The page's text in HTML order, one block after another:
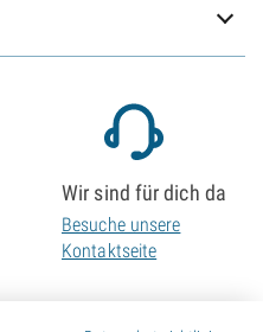
Wir sind für dich da
Besuche unsere
Kontaktseite